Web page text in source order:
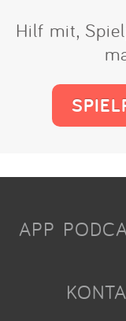
Hilf mit,
APP